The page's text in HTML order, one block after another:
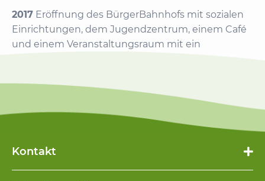
2017 Eröffnung des BürgerBahnhofs mit sozialen
Einrichtungen, dem Jugendzentrum, einem Café
und einem Veranstaltungsraum mit ein
Kontakt